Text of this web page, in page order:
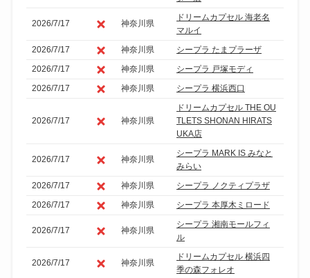
2026/7/17 神奈川県
ドリームカプセル 海老名
マルイ
2026/7/17
神奈川県
シープラ たまプラーザ
2026/7/17
神奈川県
シープラ 戸塚モディ
2026/7/17
神奈川県 シープラ 横浜西口
2026/7/17 神奈川県
ドリームカプセル THE OU
TLETS SHONAN HIRATS
UKA店
2026/7/17 神奈川県
シープラ MARK IS みなと
みらい
2026/7/17
神奈川県
シープラ ノクティプラザ
2026/7/17
神奈川県 シープラ 本厚木ミロード
2026/7/17 神奈川県
シープラ 湘南モールフィ
ル
2026/7/17 神奈川県
ドリームカプセル 横浜四
季の森フォレオ